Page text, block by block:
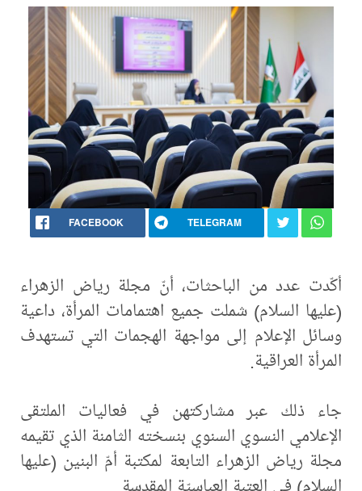
FACEBOOK TELEGRAM
أكّدت عدد من الباحثات، أنّ مجلة رياض الزهراء
(عليها السلام) شملت جميع اهتمامات المرأة، داعية
وسائل الإعلام إلى مواجهة الهجمات التي تستهدف
المرأة العراقية.
جاء ذلك عبر مشاركتهن في فعاليات الملتقى
الإعلامي النسوي السنوي بنسخته الثامنة الذي تقيمه
مجلة رياض الزهراء التابعة لمكتبة أمّ البنين (عليها
السلام) في العتبة العباسيّة المقدسة.